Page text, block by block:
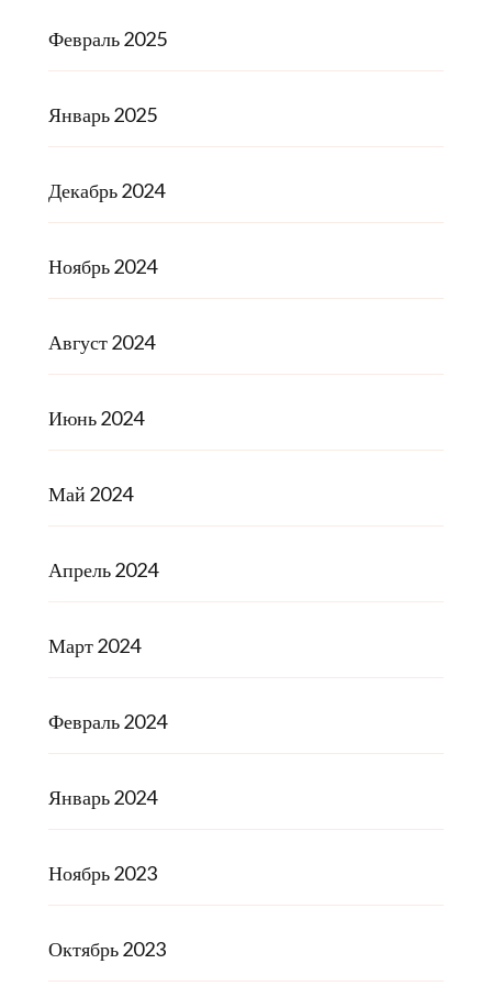
Февраль 2025
Январь 2025
Декабрь 2024
Ноябрь 2024
Август 2024
Июнь 2024
Май 2024
Апрель 2024
Март 2024
Февраль 2024
Январь 2024
Ноябрь 2023
Октябрь 2023